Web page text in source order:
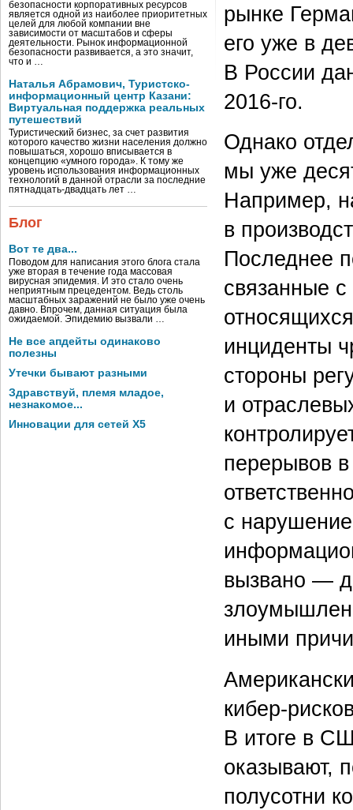
безопасности корпоративных ресурсов
является одной из наиболее приоритетных
целей для любой компании вне
зависимости от масштабов и сферы
деятельности. Рынок информационной
безопасности развивается, а это значит,
что и …
Наталья Абрамович, Туристско-
информационный центр Казани:
Виртуальная поддержка реальных
путешествий
Туристический бизнес, за счет развития
которого качество жизни населения должно
повышаться, хорошо вписывается в
концепцию «умного города». К тому же
уровень использования информационных
технологий в данной отрасли за последние
пятнадцать-двадцать лет …
Блог
Вот те два...
Поводом для написания этого блога стала
уже вторая в течение года массовая
вирусная эпидемия. И это стало очень
неприятным прецедентом. Ведь столь
масштабных заражений не было уже очень
давно. Впрочем, данная ситуация была
ожидаемой. Эпидемию вызвали …
Не все апдейты одинаково
полезны
Утечки бывают разными
Здравствуй, племя младое,
незнакомое...
Инновации для сетей X5
рынке
его уже в
В России
2016‑го.
Однако
мы уже
Например,
в
Последнее
связанные
инциденты
стороны
и
перерывов в
с
вызвано —
иными
кибер-
В итоге в
оказывают,
полусотни